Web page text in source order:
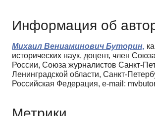
Информация об
Михаил Вениаминович Буторин,
исторических наук, доцент, член
России, Союза журналистов Санкт-
Ленинградской области, Санкт-
Российская Федерация, e-mail: